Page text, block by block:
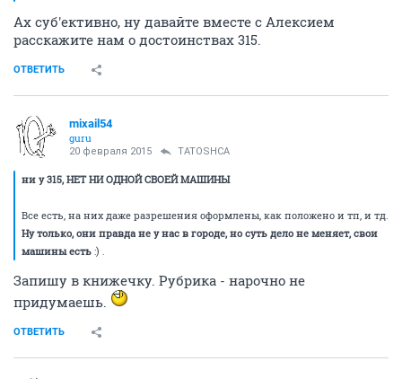
Ах суб'ективно, ну давайте вместе с Алексием
расскажите нам о достоинствах 315.
ОТВЕТИТЬ
mixail54
guru
20 февраля 2015 TATOSHCA
ни у 315, НЕТ НИ ОДНОЙ СВОЕЙ МАШИНЫ
Все есть, на них даже разрешения оформлены, как положено и тп, и тд.
Ну только, они правда не у нас в городе, но суть дело не меняет, свои
машины есть :) .
Запишу в книжечку. Рубрика - нарочно не
придумаешь.
ОТВЕТИТЬ